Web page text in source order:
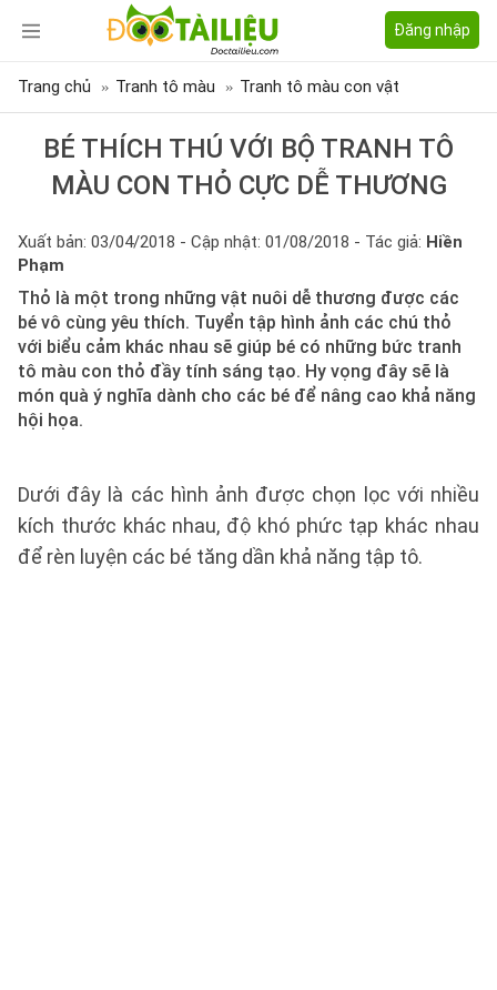
Đăng nhập
Trang chủ Tranh tô màu Tranh tô màu con vật
BÉ THÍCH THÚ VỚI BỘ TRANH TÔ
MÀU CON THỎ CỰC DỄ THƯƠNG
Xuất bản: 03/04/2018 - Cập nhật: 01/08/2018 - Tác giả: Hiền
Phạm
Thỏ là một trong những vật nuôi dễ thương được các
bé vô cùng yêu thích. Tuyển tập hình ảnh các chú thỏ
với biểu cảm khác nhau sẽ giúp bé có những bức tranh
tô màu con thỏ đầy tính sáng tạo. Hy vọng đây sẽ là
món quà ý nghĩa dành cho các bé để nâng cao khả năng
hội họa.
Dưới đây là các hình ảnh được chọn lọc với nhiều
kích thước khác nhau, độ khó phức tạp khác nhau
để rèn luyện các bé tăng dần khả năng tập tô.